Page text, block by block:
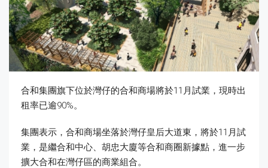
合和集團旗下位於灣仔的合和商場將於11月試業，現時出
租率已逾90%。
集團表示，合和商場坐落於灣仔皇后大道東，將於11月試
業，是繼合和中心、胡忠大廈等合和商圈新據點，進一步
擴大合和在灣仔區的商業組合。